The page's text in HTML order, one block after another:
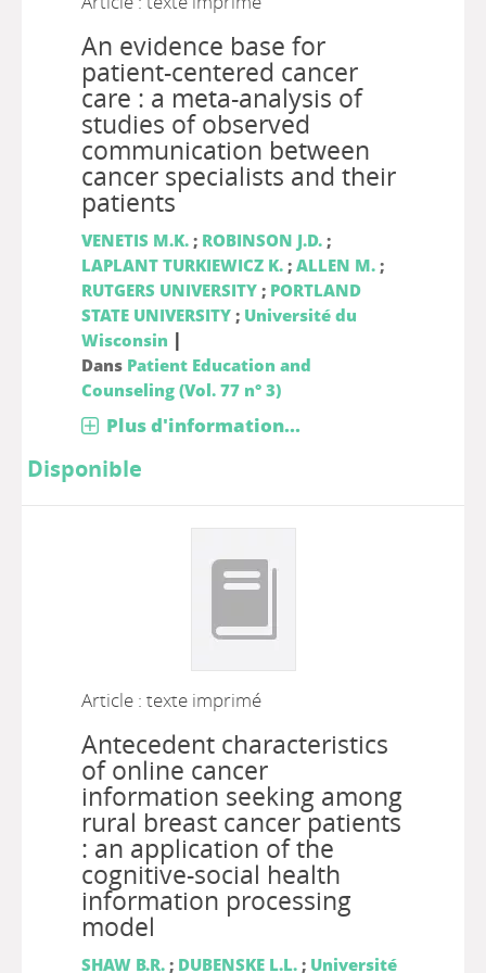
An evidence base for
patient-centered cancer
care : a meta-analysis of
studies of observed
communication between
cancer specialists and their
patients
VENETIS M.K.; ROBINSON J.D.;
LAPLANT TURKIEWICZ K.; ALLEN M.;
RUTGERS UNIVERSITY; PORTLAND
STATE UNIVERSITY; Université du
Wisconsin |
Dans Patient Education and
Counseling (Vol. 77 n° 3)
Plus d'information...
Disponible
Article : texte imprimé
Antecedent characteristics
of online cancer
information seeking among
rural breast cancer patients
: an application of the
cognitive-social health
information processing
model
SHAW B.R.; DUBENSKE L.L.; Université